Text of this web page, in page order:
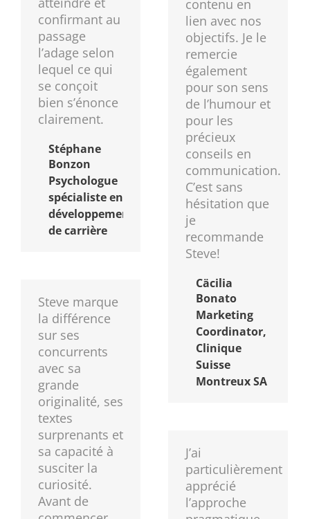
confirmant au
passage
l’adage selon
lequel ce qui
se conçoit
bien s’énonce
clairement.
Stéphane
Bonzon
Psychologue
spécialiste en
développement
de carrière
contenu en
lien avec nos
objectifs. Je le
remercie
également
pour son sens
de l’humour et
pour les
précieux
conseils en
communication.
C’est sans
hésitation que
je
recommande
Steve!
Cäcilia
Bonato
Marketing
Coordinator,
Clinique
Suisse
Montreux SA
Steve marque
la différence
sur ses
concurrents
avec sa
grande
originalité, ses
textes
surprenants et
sa capacité à
susciter la
curiosité.
Avant de
J’ai
particulièrement
apprécié
l’approche